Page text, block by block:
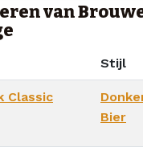
van
Stijl
Classic
Bier